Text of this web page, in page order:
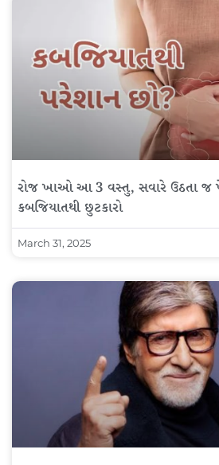
રોજ ખાઓ આ 3 વસ્તુ, સવારે ઉઠતા જ
કબજિયાતથી છુટકારો
March 31, 2025